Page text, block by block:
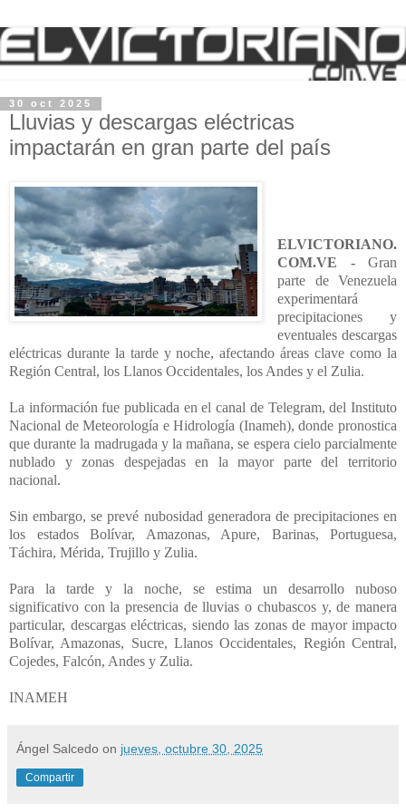
30 oct 2025
Lluvias y descargas eléctricas
impactarán en gran parte del país
ELVICTORIANO.
COM.VE - Gran
parte de Venezuela
experimentará
precipitaciones y
eventuales descargas
eléctricas durante la tarde y noche, afectando áreas clave como la
Región Central, los Llanos Occidentales, los Andes y el Zulia.
La información fue publicada en el canal de Telegram, del Instituto
Nacional de Meteorología e Hidrología (Inameh), donde pronostica
que durante la madrugada y la mañana, se espera cielo parcialmente
nublado y zonas despejadas en la mayor parte del territorio
nacional.
Sin embargo, se prevé nubosidad generadora de precipitaciones en
los estados Bolívar, Amazonas, Apure, Barinas, Portuguesa,
Táchira, Mérida, Trujillo y Zulia.
Para la tarde y la noche, se estima un desarrollo nuboso
significativo con la presencia de lluvias o chubascos y, de manera
particular, descargas eléctricas, siendo las zonas de mayor impacto
Bolívar, Amazonas, Sucre, Llanos Occidentales, Región Central,
Cojedes, Falcón, Andes y Zulia.
INAMEH
Ángel Salcedo on jueves, octubre 30, 2025
Compartir